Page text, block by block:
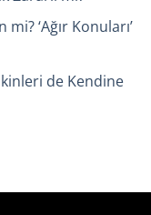
‘Ağır Konuları’
de Kendine